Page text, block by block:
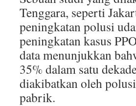
Tenggara, seperti
peningkatan polusi
peningkatan kasus
data menunjukkan
35% dalam satu
diakibatkan oleh
pabrik.